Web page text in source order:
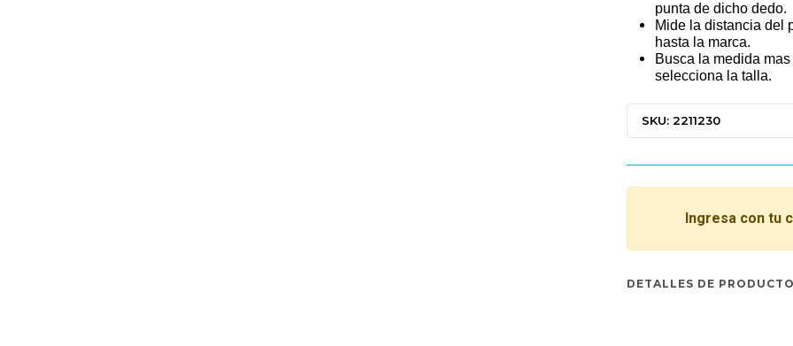
punta de dicho dedo.
Mide la distancia del
hasta la marca.
Busca la medida
selecciona la talla.
SKU: 2211230
Ingresa con tu
DETALLES DE PRODUCTO